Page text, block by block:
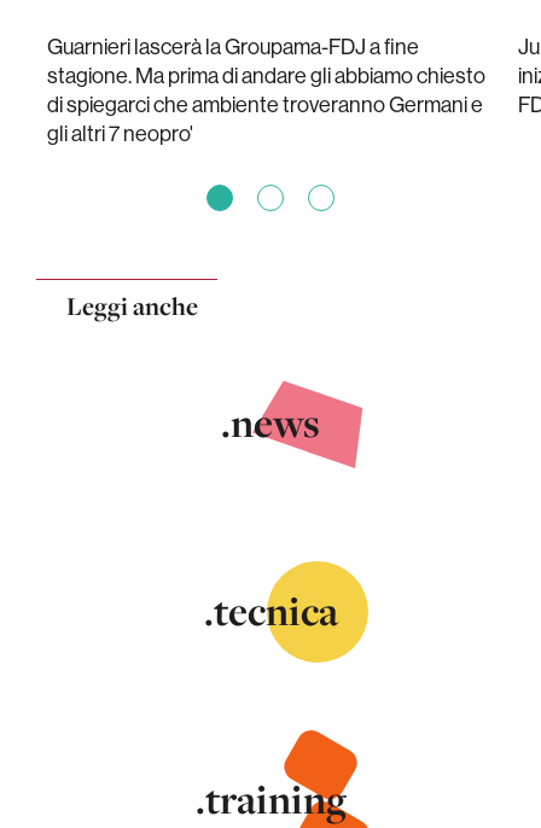
Guarnieri lascerà la Groupama-FDJ a fine
stagione. Ma prima di andare gli abbiamo chiesto
di spiegarci che ambiente troveranno Germani e
gli altri 7 neopro'
Leggi anche
.news
.tecnica
.training